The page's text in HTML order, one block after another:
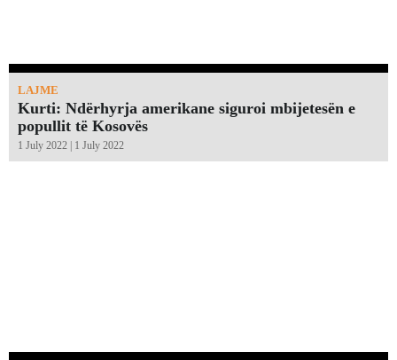
LAJME
Kurti: Ndërhyrja amerikane siguroi mbijetesën e
popullit të Kosovës
1 July 2022 | 1 July 2022